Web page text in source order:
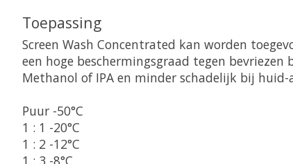
Toepassing
Screen Wash Concentrated kan worden
een hoge beschermingsgraad tegen
Methanol of IPA en minder schadelijk bij huid-
Puur -50°C
1 : 1 -20°C
1 : 2 -12°C
1 : 3 -8°C